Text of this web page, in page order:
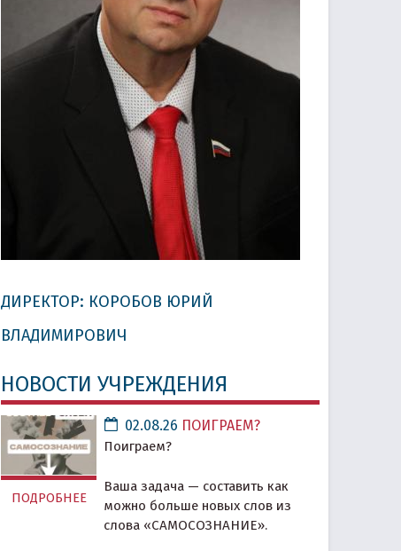
ДИРЕКТОР: КОРОБОВ ЮРИЙ
ВЛАДИМИРОВИЧ
НОВОСТИ УЧРЕЖДЕНИЯ
ПОДРОБНЕЕ
02.08.26 ПОИГРАЕМ?
Поиграем?
Ваша задача — составить как
можно больше новых слов из
слова «САМОСОЗНАНИЕ».